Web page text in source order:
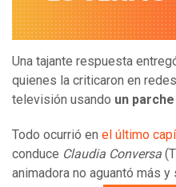
Una tajante respuesta
quienes la criticaron en
televisión usando un
Todo ocurrió en el último
conduce Claudia Conversa
animadora no aguantó más